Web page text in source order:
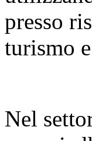
presso
turismo
Nel